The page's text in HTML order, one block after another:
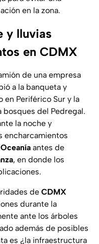
en la zona.
y lluvias
en CDMX
de una empresa
a la banqueta y
Periférico Sur y la
del Pedregal.
la noche y
encharcamientos
antes de
, en donde los
de CDMX
durante la
ante los árboles
además de posibles
es ¿la infraestructura